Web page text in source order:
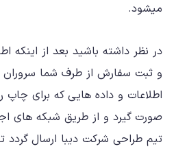
میشود.
در نظر داشته باشید بعد از اینکه
و ثبت سفارش از طرف شما
اطلاعات و داده هایی که برای چاپ
صورت گیرد و از طریق شبکه های
تیم طراحی شرکت دیبا ارسال گردد